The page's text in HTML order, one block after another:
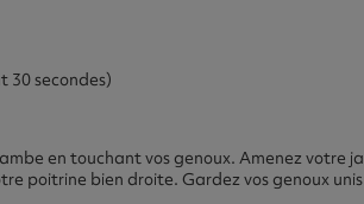
30 secondes)
en touchant vos genoux. Amenez votre
poitrine bien droite. Gardez vos genoux